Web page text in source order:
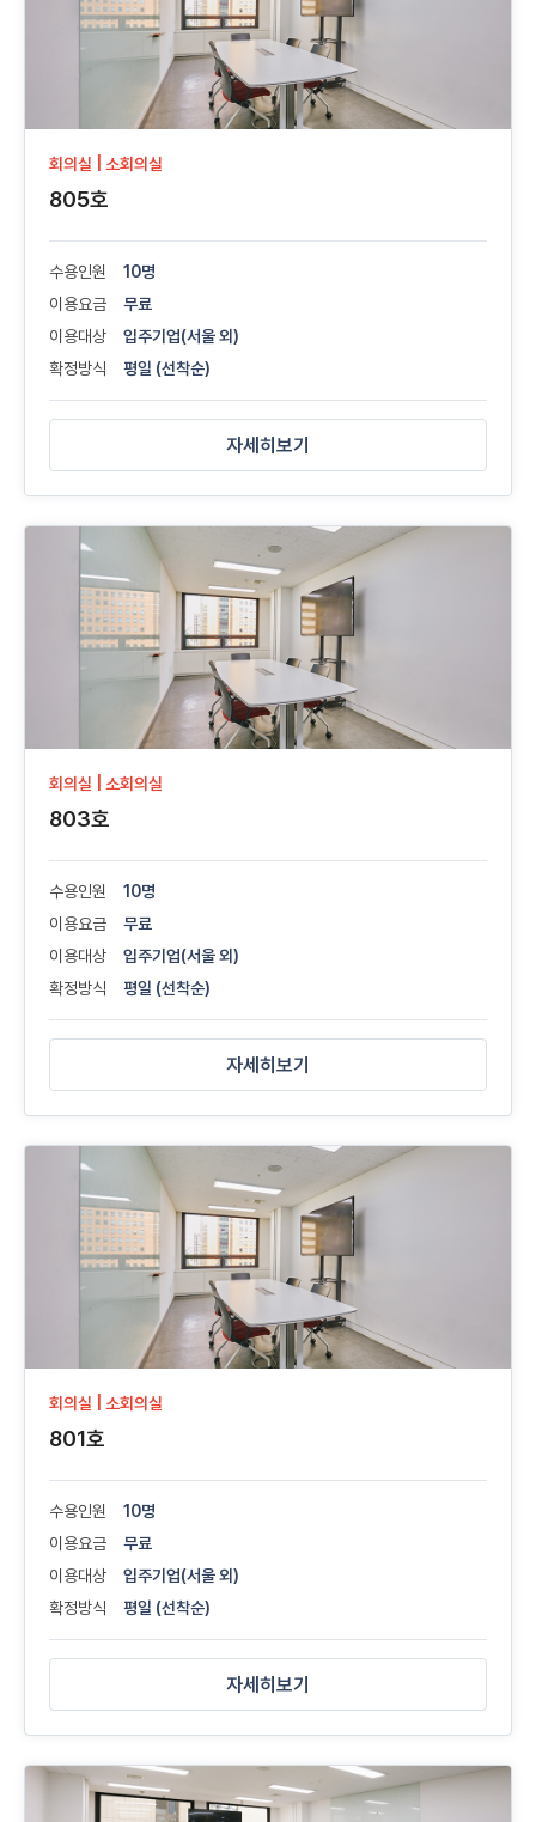
회의실 | 소회의실
805호
수용인원
10명
이용요금
무료
이용대상
입주기업(서울 외)
확정방식
평일 (선착순)
자세히보기
회의실 | 소회의실
803호
수용인원
10명
이용요금
무료
이용대상
입주기업(서울 외)
확정방식
평일 (선착순)
자세히보기
회의실 | 소회의실
801호
수용인원
10명
이용요금
무료
이용대상
입주기업(서울 외)
확정방식
평일 (선착순)
자세히보기